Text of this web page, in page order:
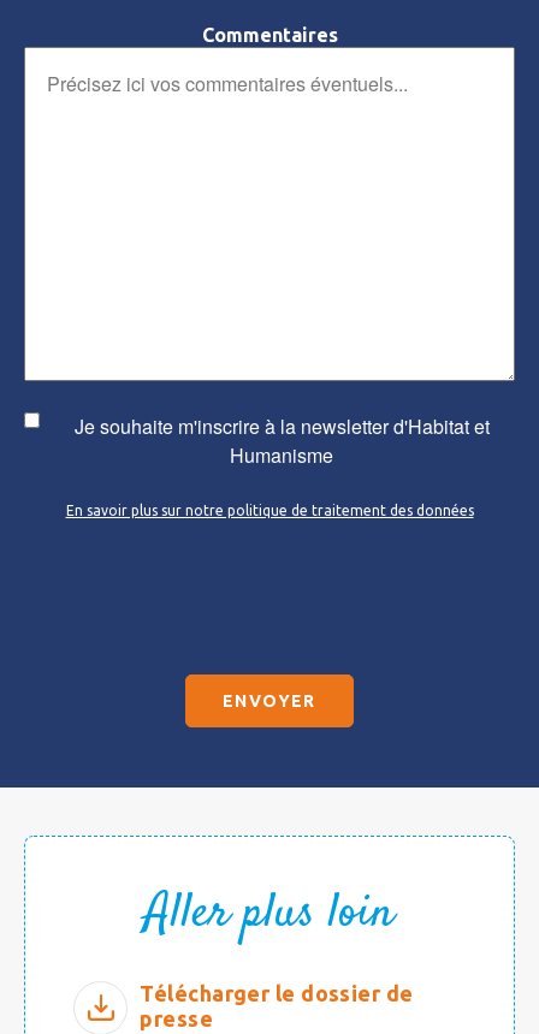
Commentaires
Je souhaite m'inscrire à la newsletter d'Habitat et
Humanisme
En savoir plus sur notre politique de traitement des données
Aller plus loin
Télécharger le dossier de
presse